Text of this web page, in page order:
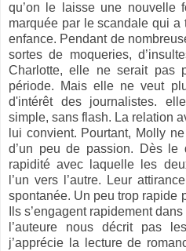
qu’on le laisse une nouvelle
marquée par le scandale qui a
enfance. Pendant de
sortes de moqueries,
Charlotte, elle ne serait pas
période. Mais elle ne veut
d'intérêt des journalistes.
simple, sans flash. La relation
lui convient. Pourtant, Molly
d’un peu de passion. Dès
rapidité avec laquelle les
l’un vers l’autre. Leur
spontanée. Un peu trop rapide
Ils s’engagent rapidement
l’auteure nous décrit pas
j’apprécie la lecture de